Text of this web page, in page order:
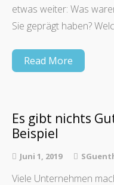
etwas weiter: Was
Sie geprägt haben?
Read More
Es gibt nichts
Beispiel
Juni 1, 2019
Viele Unternehmen